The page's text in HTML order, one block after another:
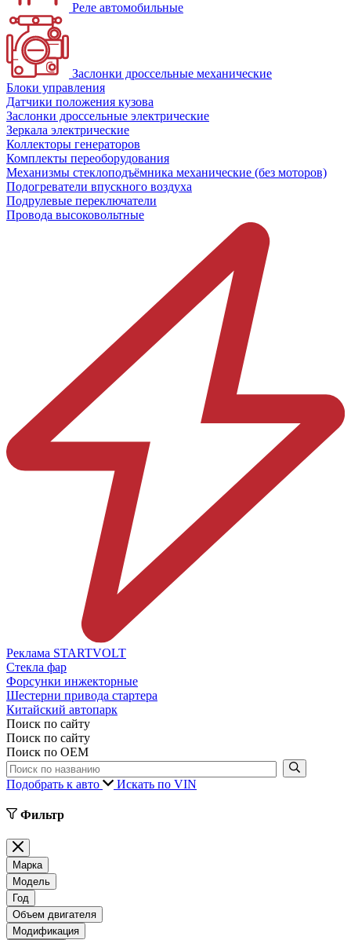
Реле автомобильные
Заслонки дроссельные механические
Блоки управления
Датчики положения кузова
Заслонки дроссельные электрические
Зеркала электрические
Коллекторы генераторов
Комплекты переоборудования
Механизмы стеклоподъёмника механические (без моторов)
Подогреватели впускного воздуха
Подрулевые переключатели
Провода высоковольтные
Реклама STARTVOLT
Стекла фар
Форсунки инжекторные
Шестерни привода стартера
Китайский автопарк
Поиск по сайту
Поиск по сайту
Поиск по ОЕМ
Подобрать к авто Искать по VIN
Фильтр
Марка
Модель
Год
Объем двигателя
Модификация